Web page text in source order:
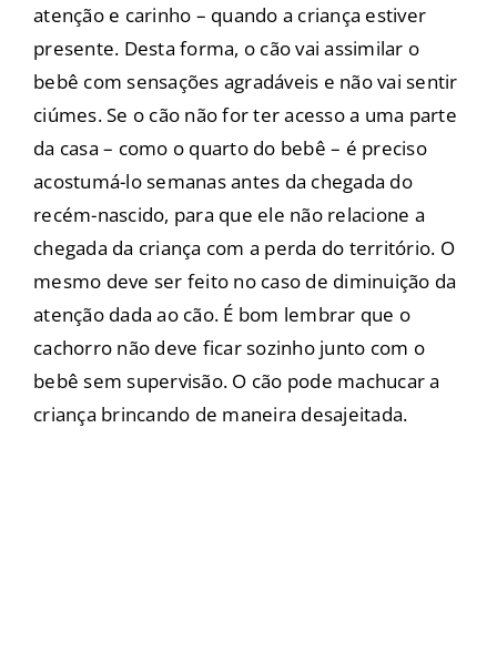
atenção e carinho – quando a criança estiver
presente. Desta forma, o cão vai assimilar o
bebê com sensações agradáveis e não vai sentir
ciúmes. Se o cão não for ter acesso a uma parte
da casa – como o quarto do bebê – é preciso
acostumá-lo semanas antes da chegada do
recém-nascido, para que ele não relacione a
chegada da criança com a perda do território. O
mesmo deve ser feito no caso de diminuição da
atenção dada ao cão. É bom lembrar que o
cachorro não deve ficar sozinho junto com o
bebê sem supervisão. O cão pode machucar a
criança brincando de maneira desajeitada.